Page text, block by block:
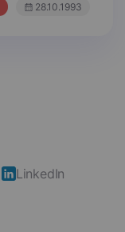
28.10.1993
LinkedIn